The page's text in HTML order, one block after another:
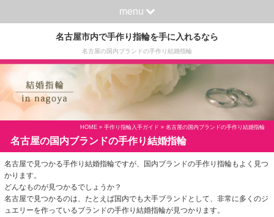
menu
名古屋市内で手作り指輪を手に入れるなら
名古屋の国内ブランドの手作り結婚指輪
HOME » 手作り指輪入手ガイド » 名古屋の国内ブランドの手作り結婚指輪
名古屋の国内ブランドの手作り結婚指輪
名古屋で見つかる手作り結婚指輪ですが、国内ブランドの手作り指輪もよく見つ
かります。
どんなものが見つかるでしょうか？
名古屋で見つかるのは、たとえば国内でも大手ブランドとして、非常に多くのジ
ュエリーを作っているブランドの手作り結婚指輪が見つかります。